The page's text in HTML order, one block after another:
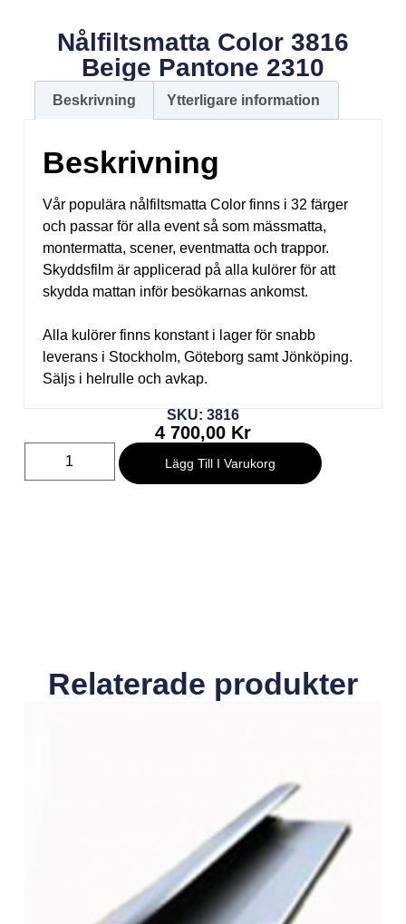
Nålfiltsmatta Color 3816
Beige Pantone 2310
Beskrivning Ytterligare information
Beskrivning
Vår populära nålfiltsmatta Color finns i 32 färger
och passar för alla event så som mässmatta,
montermatta, scener, eventmatta och trappor.
Skyddsfilm är applicerad på alla kulörer för att
skydda mattan inför besökarnas ankomst.
Alla kulörer finns konstant i lager för snabb
leverans i Stockholm, Göteborg samt Jönköping.
Säljs i helrulle och avkap.
SKU: 3816
4 700,00 Kr
Lägg Till I Varukorg
Relaterade produkter